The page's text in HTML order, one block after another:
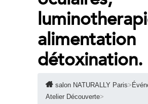
alimentation
détoxination.
salon NATURALLY Paris>
Atelier Découverte>